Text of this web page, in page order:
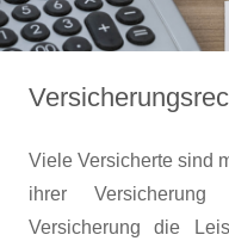
Viele Versicherte sind
ihrer Versicherung
Versicherung die